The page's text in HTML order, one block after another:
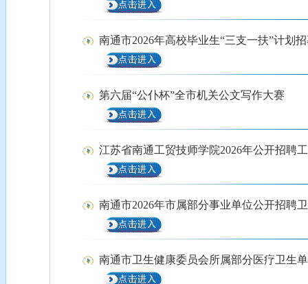
南通市2026年高校毕业生“三支一扶”计划
第六届“公仆杯”全市机关公文写作大赛
江苏省南通工贸技师学院2026年公开招聘
南通市2026年市属部分事业单位公开招聘
南通市卫生健康委员会所属部分医疗卫生